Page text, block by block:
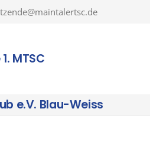
MTSC
e.V. Blau-Weiss